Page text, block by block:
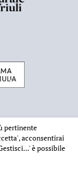
pertinente
, acconsentirai
è possibile